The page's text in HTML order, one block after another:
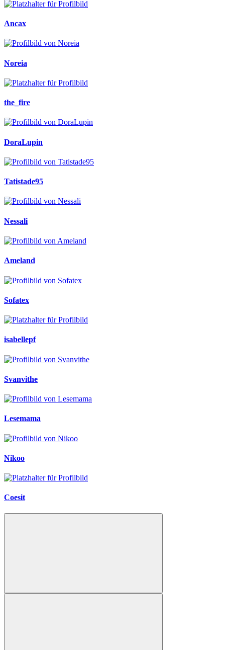
Ancax
Noreia
the_fire
DoraLupin
Tatistade95
Nessali
Ameland
Sofatex
isabellepf
Svanvithe
Lesemama
Nikoo
Coesit